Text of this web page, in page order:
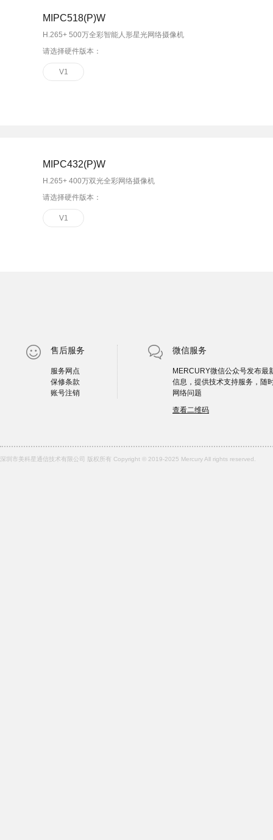
MIPC518(P)W
H.265+ 500万全彩智能人形星光网络摄像机
请选择硬件版本：
V1
MIPC432(P)W
H.265+ 400万双光全彩网络摄像机
请选择硬件版本：
V1
售后服务
服务网点
保修条款
账号注销
微信服务
MERCURY微信公众号发布最
信息，提供技术支持服务，随
网络问题
查看二维码
深圳市美科星通信技术有限公司 版权所有 Copyright © 2019-2025 Mercury All rights reserved.